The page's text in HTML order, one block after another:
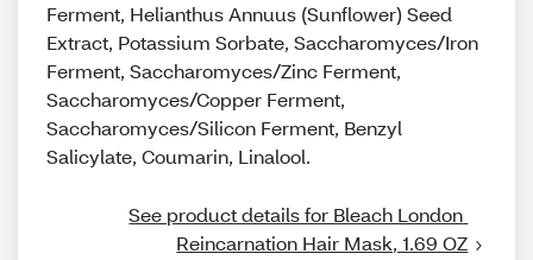
Ferment, Helianthus Annuus (Sunflower) Seed
Extract, Potassium Sorbate, Saccharomyces/Iron
Ferment, Saccharomyces/Zinc Ferment,
Saccharomyces/Copper Ferment,
Saccharomyces/Silicon Ferment, Benzyl
Salicylate, Coumarin, Linalool.
See product details for Bleach London
Reincarnation Hair Mask, 1.69 OZ